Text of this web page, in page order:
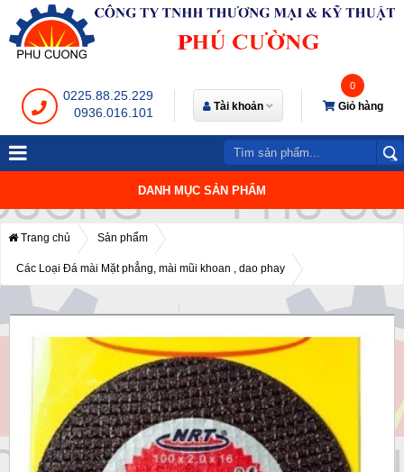
0225.88.25.229
0936.016.101
Tài khoản
0
Giỏ hàng
DANH MỤC SẢN PHẨM
Trang chủ Sản phẩm
Các Loại Đá mài Mặt phẳng, mài mũi khoan , dao phay